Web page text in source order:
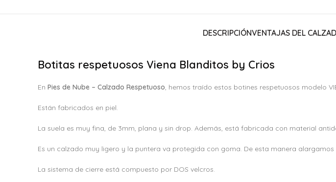
DESCRIPCIÓNVENTAJAS DEL
Botitas respetuosos Viena Blanditos by Crios
En Pies de Nube – Calzado Respetuoso, hemos traído estos botines respetuosos modelo
Están fabricados en piel.
La suela es muy fina, de 3mm, plana y sin drop. Además, está fabricada con material
Es un calzado muy ligero y la puntera va protegida con goma. De esta manera
La sistema de cierre está compuesto por DOS velcros.